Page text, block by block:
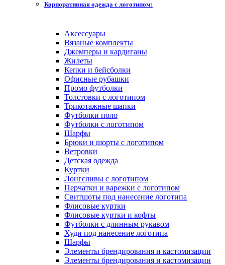
Корпоративная одежда с логотипом:
Аксессуары
Вязаные комплекты
Джемперы и кардиганы
Жилеты
Кепки и бейсболки
Офисные рубашки
Промо футболки
Толстовки с логотипом
Трикотажные шапки
Футболки поло
Футболки с логотипом
Шарфы
Брюки и шорты с логотипом
Ветровки
Детская одежда
Куртки
Лонгсливы с логотипом
Перчатки и варежки с логотипом
Свитшоты под нанесение логотипа
Флисовые куртки
Флисовые куртки и кофты
Футболки с длинным рукавом
Худи под нанесение логотипа
Шарфы
Элементы брендирования и кастомизации
Элементы брендирования и кастомизации